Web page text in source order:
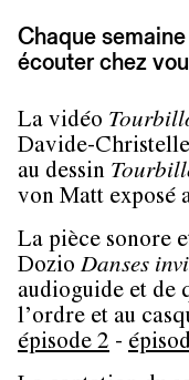
Chaque
écouter chez
La vidéo
Davide-
au dessin
von Matt exposé
La pièce sonore
Dozio Danses
audioguide et de
l’ordre et au
épisode 2 -